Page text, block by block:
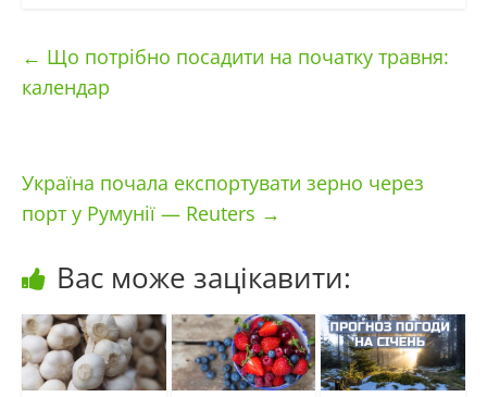
← Що потрібно посадити на початку травня:
календар
Україна почала експортувати зерно через
порт у Румунії — Reuters →
Вас може зацікавити: